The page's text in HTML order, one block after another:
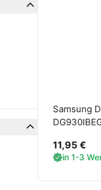
Samsung
11,95 €
in 1-3